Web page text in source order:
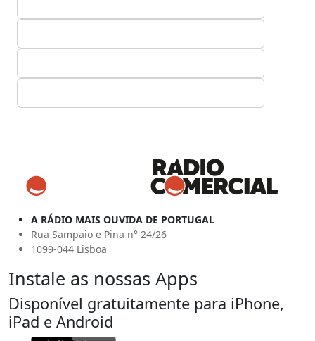
A RÁDIO MAIS OUVIDA DE PORTUGAL
Rua Sampaio e Pina n° 24/26
1099-044 Lisboa
Instale as nossas Apps
Disponível gratuitamente para iPhone,
iPad e Android